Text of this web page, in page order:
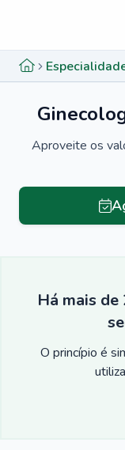
Aproveite os
Há mais
O princípio é